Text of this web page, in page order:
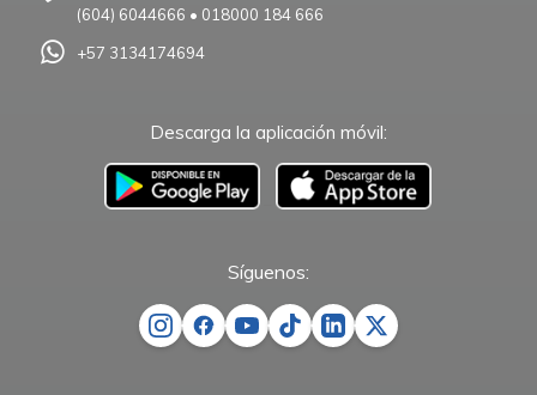
(604) 6044666 • 018000 184 666
+57 3134174694
Descarga la aplicación móvil:
–
Síguenos: